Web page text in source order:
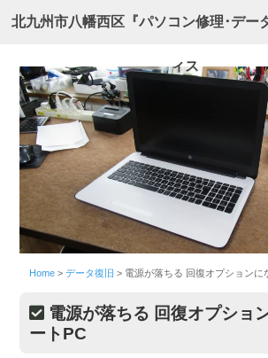
北九州市八幡西区『パソコン修理･デー
ィス
Home >データ復旧 > 電源が落ちる 回復オプションに
電源が落ちる 回復オプショ
ートPC